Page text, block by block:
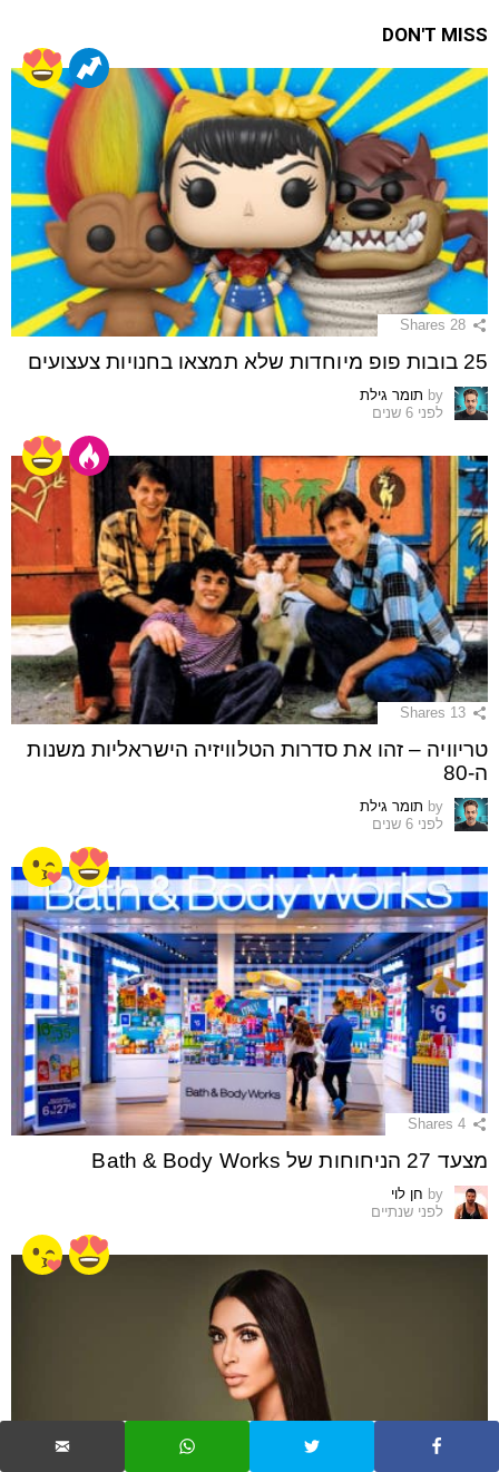
DON'T MISS
28
Shares
25 בובות פופ מיוחדות שלא תמצאו בחנויות צעצועים
by תומר גילת
לפני 6 שנים
13
Shares
טריוויה – זהו את סדרות הטלוויזיה הישראליות משנות
ה-80
by תומר גילת
לפני 6 שנים
4
Shares
מצעד 27 הניחוחות של Bath & Body Works
by חן לוי
לפני שנתיים